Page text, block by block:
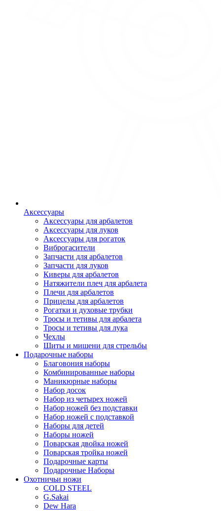
Аксессуары
Аксессуары для арбалетов
Аксессуары для луков
Аксессуары для рогаток
Виброгасители
Запчасти для арбалетов
Запчасти для луков
Киверы для арбалетов
Натяжители плеч для арбалета
Плечи для арбалетов
Прицелы для арбалетов
Рогатки и духовые трубки
Тросы и тетивы для арбалета
Тросы и тетивы для лука
Чехлы
Щиты и мишени для стрельбы
Подарочные наборы
Благовония наборы
Комбинированные наборы
Маникюрные наборы
Набор досок
Набор из четырех ножей
Набор ножей без подставки
Набор ножей с подставкой
Наборы для детей
Наборы ножей
Поварская двойка ножей
Поварская тройка ножей
Подарочные карты
Подарочные Наборы
Охотничьи ножи
COLD STEEL
G.Sakai
Dew Hara